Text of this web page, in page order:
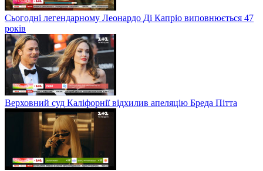
Сьогодні легендарному Леонардо Ді Капріо виповнюється 47
років
Верховний суд Каліфорнії відхилив апеляцію Бреда Пітта